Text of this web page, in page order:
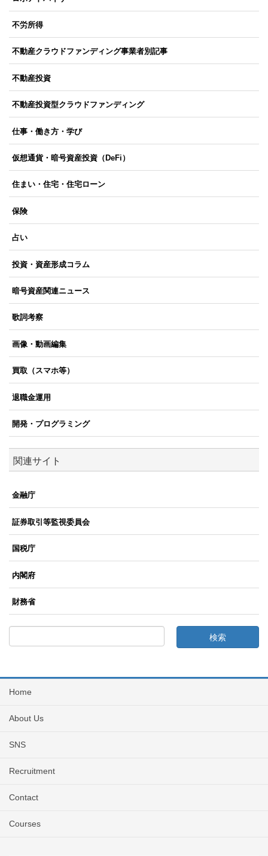
不労所得
不動産クラウドファンディング事業者別記事
不動産投資
不動産投資型クラウドファンディング
仕事・働き方・学び
仮想通貨・暗号資産投資（DeFi）
住まい・住宅・住宅ローン
保険
占い
投資・資産形成コラム
暗号資産関連ニュース
歌詞考察
画像・動画編集
買取（スマホ等）
退職金運用
開発・プログラミング
関連サイト
金融庁
証券取引等監視委員会
国税庁
内閣府
財務省
Home
About Us
SNS
Recruitment
Contact
Courses